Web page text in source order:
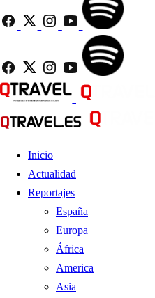
Inicio
Actualidad
Reportajes
España
Europa
África
America
Asia